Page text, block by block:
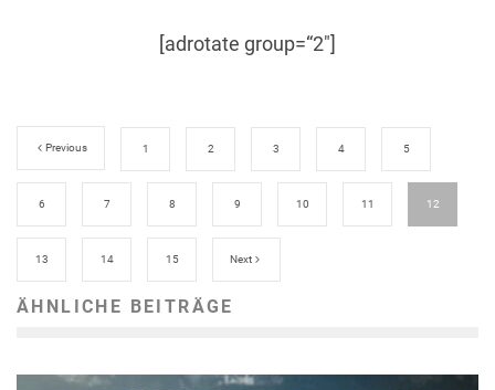
[adrotate group=“2″]
Previous 1 2 3 4 5
6 7 8 9 10 11 12
13 14 15 Next
ÄHNLICHE BEITRÄGE